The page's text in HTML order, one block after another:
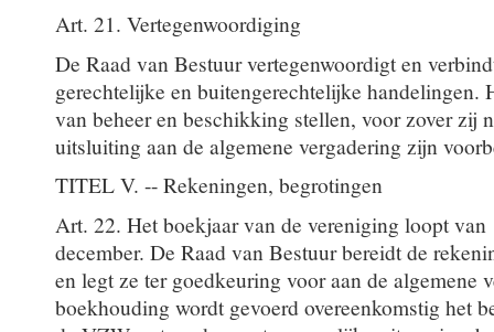
Art. 21. Vertegenwoordiging
De Raad van Bestuur vertegenwoordigt en
gerechtelijke en buitengerechtelijke handelingen.
van beheer en beschikking stellen, voor zover zij
uitsluiting aan de algemene vergadering zijn
TITEL V. -- Rekeningen, begrotingen
Art. 22. Het boekjaar van de vereniging loopt
december. De Raad van Bestuur bereidt de
en legt ze ter goedkeuring voor aan de algemene
boekhouding wordt gevoerd overeenkomstig het